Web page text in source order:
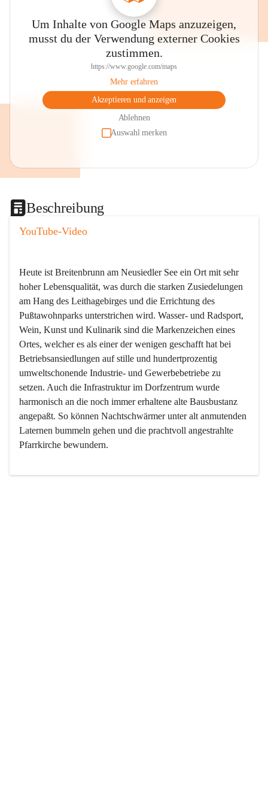
Um Inhalte von Google Maps anzuzeigen,
musst du der Verwendung externer Cookies
zustimmen.
https://www.google.com/maps
Mehr erfahren
Akzeptieren und anzeigen
Ablehnen
Auswahl merken
Beschreibung
YouTube-Video
Heute ist Breitenbrunn am Neusiedler See ein Ort mit sehr
hoher Lebensqualität, was durch die starken Zusiedelungen
am Hang des Leithagebirges und die Errichtung des
Pußtawohnparks unterstrichen wird. Wasser- und Radsport,
Wein, Kunst und Kulinarik sind die Markenzeichen eines
Ortes, welcher es als einer der wenigen geschafft hat bei
Betriebsansiedlungen auf stille und hundertprozentig
umweltschonende Industrie- und Gewerbebetriebe zu
setzen. Auch die Infrastruktur im Dorfzentrum wurde
harmonisch an die noch immer erhaltene alte Bausbustanz
angepaßt. So können Nachtschwärmer unter alt anmutenden
Laternen bummeln gehen und die prachtvoll angestrahlte
Pfarrkirche bewundern.
Der Weinbau dominert heute nicht mehr, ist aber integrativer